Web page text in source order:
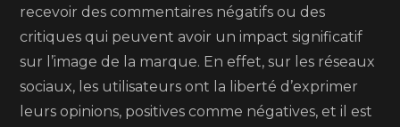
recevoir des commentaires négatifs ou des
critiques qui peuvent avoir un impact significatif
sur l’image de la marque. En effet, sur les réseaux
sociaux, les utilisateurs ont la liberté d’exprimer
leurs opinions, positives comme négatives, et il est